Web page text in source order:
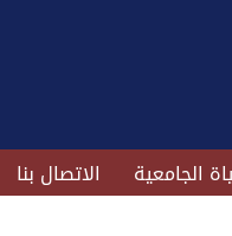
الجامعية الاتصال بنا